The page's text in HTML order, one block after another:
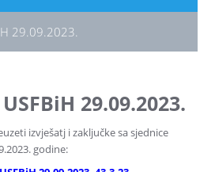
29.09.2023.
29.09.2023.
izvješatj i zaključke sa sjednice
godine: